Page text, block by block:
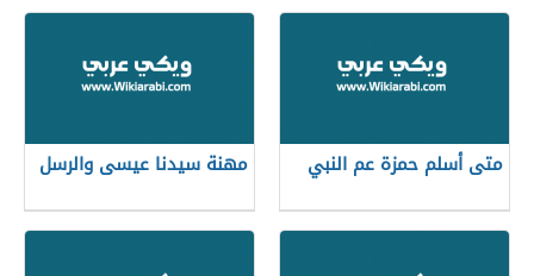
متى أسلم حمزة عم النبي مهنة سيدنا عيسى والرسل